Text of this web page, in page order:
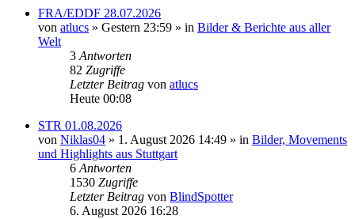
FRA/EDDF 28.07.2026
von atlucs » Gestern 23:59 » in Bilder & Berichte aus aller
Welt
3 Antworten
82 Zugriffe
Letzter Beitrag von atlucs
Heute 00:08
STR 01.08.2026
von Niklas04 » 1. August 2026 14:49 » in Bilder, Movements
und Highlights aus Stuttgart
6 Antworten
1530 Zugriffe
Letzter Beitrag von BlindSpotter
6. August 2026 16:28